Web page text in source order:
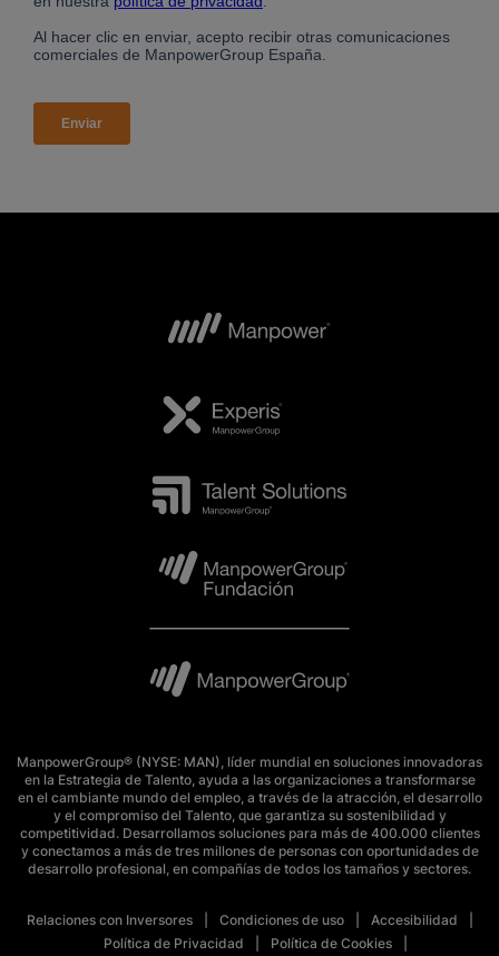
ManpowerGroup® (NYSE: MAN), líder mundial en soluciones innovadoras
en la Estrategia de Talento, ayuda a las organizaciones a transformarse
en el cambiante mundo del empleo, a través de la atracción, el desarrollo
y el compromiso del Talento, que garantiza su sostenibilidad y
competitividad. Desarrollamos soluciones para más de 400.000 clientes
y conectamos a más de tres millones de personas con oportunidades de
desarrollo profesional, en compañías de todos los tamaños y sectores.
Relaciones con Inversores Condiciones de uso
Accesibilidad
Política de Privacidad
Política de Cookies